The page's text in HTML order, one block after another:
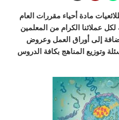
مادة أحياء مقررات العام
نقدمه لكل عملائنا الكرام من المعلمين
إلى أوراق العمل وعروض
وتوزيع المناهج بكافة الدروس